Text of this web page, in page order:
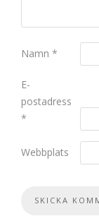
Namn *
E-
postadress
*
Webbplats